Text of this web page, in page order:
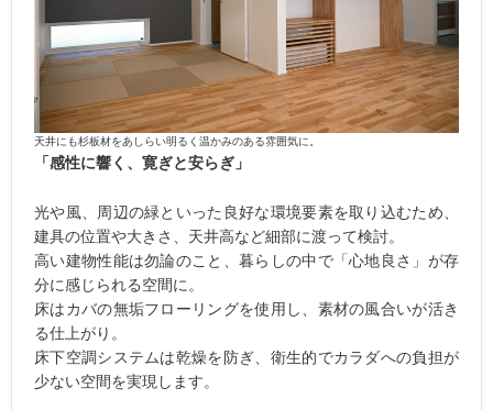
天井にも杉板材をあしらい明るく温かみのある雰囲気に。
「感性に響く、寛ぎと安らぎ」
光や風、周辺の緑といった良好な環境要素を取り込むため、
建具の位置や大きさ、天井高など細部に渡って検討。
高い建物性能は勿論のこと、暮らしの中で「心地良さ」が存
分に感じられる空間に。
床はカバの無垢フローリングを使用し、素材の風合いが活き
る仕上がり。
床下空調システムは乾燥を防ぎ、衛生的でカラダへの負担が
少ない空間を実現します。